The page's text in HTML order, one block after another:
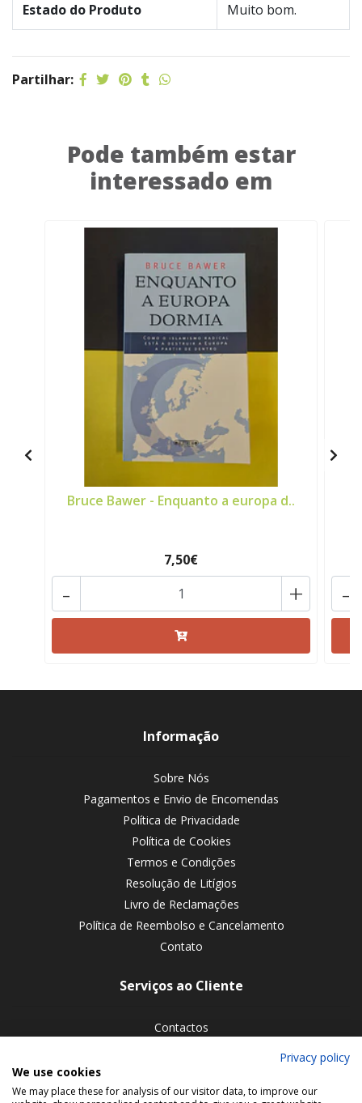
Estado do Produto Muito bom.
Partilhar:
Pode também estar
interessado em
Bruce Bawer - Enquanto a europa d..
7,50€
+
- -
Informação
Sobre Nós
Pagamentos e Envio de Encomendas
Política de Privacidade
Política de Cookies
Termos e Condições
Resolução de Litígios
Livro de Reclamações
Política de Reembolso e Cancelamento
Contato
Serviços ao Cliente
Contactos
Siga-nos nas redes sociais
Privacy policy
We use cookies
We may place these for analysis of our visitor data, to improve our